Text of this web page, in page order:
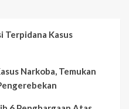
Terpidana Kasus
Narkoba, Temukan